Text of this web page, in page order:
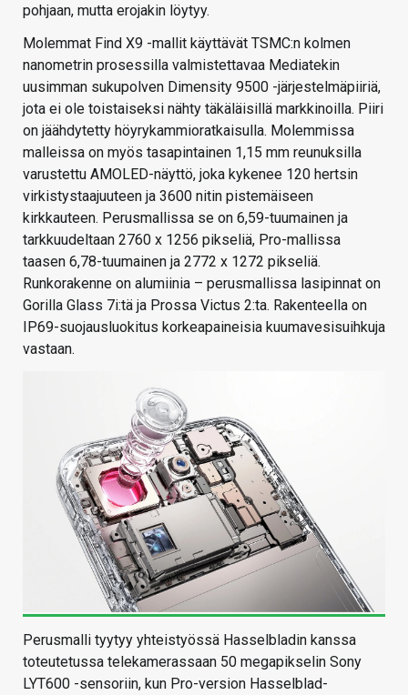
pohjaan, mutta erojakin löytyy.
Molemmat Find X9 -mallit käyttävät TSMC:n kolmen
nanometrin prosessilla valmistettavaa Mediatekin
uusimman sukupolven Dimensity 9500 -järjestelmäpiiriä,
jota ei ole toistaiseksi nähty täkäläisillä markkinoilla. Piiri
on jäähdytetty höyrykammioratkaisulla. Molemmissa
malleissa on myös tasapintainen 1,15 mm reunuksilla
varustettu AMOLED-näyttö, joka kykenee 120 hertsin
virkistystaajuuteen ja 3600 nitin pistemäiseen
kirkkauteen. Perusmallissa se on 6,59-tuumainen ja
tarkkuudeltaan 2760 x 1256 pikseliä, Pro-mallissa
taasen 6,78-tuumainen ja 2772 x 1272 pikseliä.
Runkorakenne on alumiinia – perusmallissa lasipinnat on
Gorilla Glass 7i:tä ja Prossa Victus 2:ta. Rakenteella on
IP69-suojausluokitus korkeapaineisia kuumavesisuihkuja
vastaan.
Perusmalli tyytyy yhteistyössä Hasselbladin kanssa
toteutetussa telekamerassaan 50 megapikselin Sony
LYT600 -sensoriin, kun Pro-version Hasselblad-